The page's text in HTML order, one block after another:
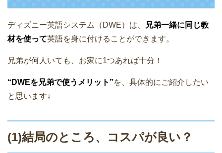
ディズニー英語システム（DWE）は、
兄弟一緒に同じ教
材を使って英語を身に付けることができます。
兄弟が何人いても、お家に1つあれば十分！
“DWEを兄弟で使うメリット”を、具体的にご紹介したい
と思います↓
(1)結局のところ、コスパが良い？